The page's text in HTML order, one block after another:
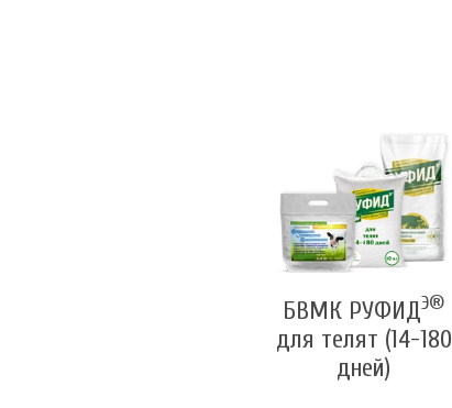
БВМК РУФИДЭ®
для телят (14-180
дней)